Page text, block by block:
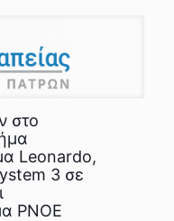
στο
Leonardo,
3 σε
PNOE